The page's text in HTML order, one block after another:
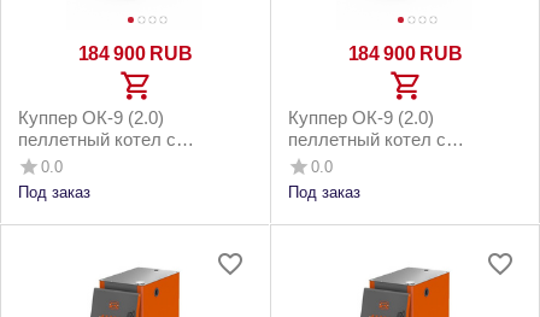
184 900 RUB
Куппер ОК-9 (2.0)
пеллетный котел с
горелкой 26 Норма 3.0 и
напольным бункером до
90м2
0.0
Под заказ
184 900 RUB
Куппер ОК-9 (2.0)
пеллетный котел с
горелкой 26 Норма 3.0 и
котельным бункером до
90м2
0.0
Под заказ